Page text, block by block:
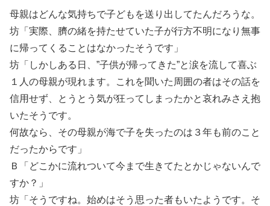
母親はどんな気持ちで子どもを送り出してたんだろうな。
坊「実際、臍の緒を持たせていた子が行方不明になり無事
に帰ってくることはなかったそうです」
坊「しかしある日、”子供が帰ってきた”と涙を流して喜ぶ
１人の母親が現れます。これを聞いた周囲の者はその話を
信用せず、とうとう気が狂ってしまったかと哀れみさえ抱
いたそうです。
何故なら、その母親が海で子を失ったのは３年も前のこと
だったからです」
Ｂ「どこかに流れついて今まで生きてたとかじゃないんで
すか？」
坊「そうですね。始めはそう思った者もいたようです。そ